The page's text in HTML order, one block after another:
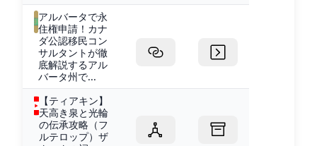
アルバータで永
住権申請！カナ
ダ公認移民コン
サルタントが徹
底解説するアル
バータ州で...
【ティアキン】
天高き泉と光輪
の伝承攻略（フ
ルテロップ）ザ